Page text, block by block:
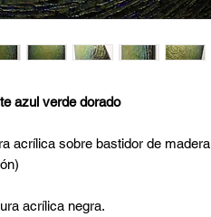
azul verde dorado
acrílica sobre bastidor de madera
acrílica negra.